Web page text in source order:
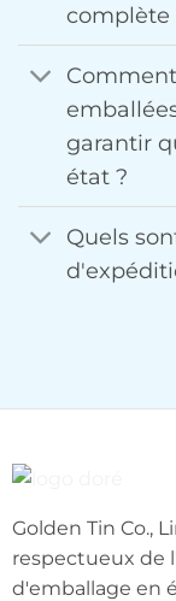
complète
garantir
état ?
Quels
Golden Tin Co.,
respectueux de
d'emballage en